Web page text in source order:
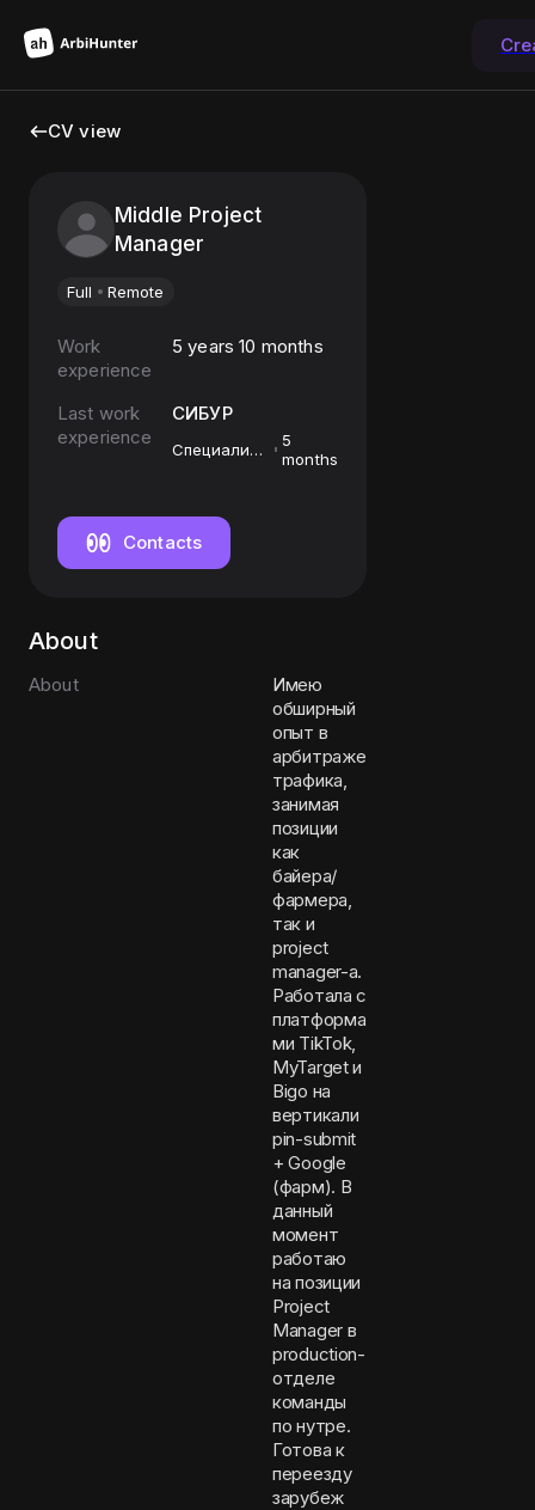
CV view
Middle Project
Manager
Full Remote
Work
experience
5 years 10 months
Last work
experience
СИБУР
Специалист
5
months
Contacts
About
About
Имею
обширный
опыт в
арбитраже
трафика,
занимая
позиции
как
байера/
фармера,
так и
project
manager-а.
Работала с
платформа
ми TikTok,
MyTarget и
Bigo на
вертикали
pin-submit
+ Google
(фарм). В
данный
момент
работаю
на позиции
Project
Manager в
production-
отделе
команды
по нутре.
Готова к
переезду
зарубеж